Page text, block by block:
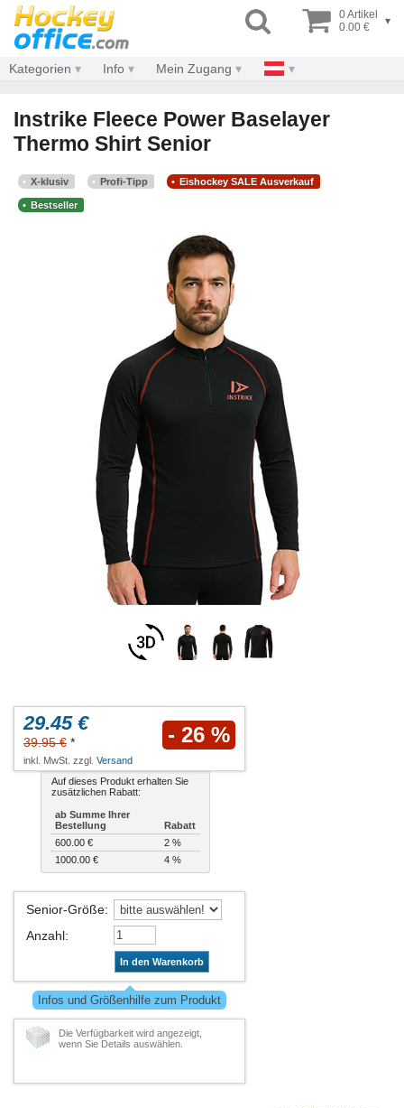
0 Artikel
0.00 €
▾
Kategorien Info Mein Zugang
Instrike Fleece Power Baselayer
Thermo Shirt Senior
X-klusiv Profi-Tipp Eishockey SALE Ausverkauf
Bestseller
29.45 €
39.95 € * - 26 %
inkl. MwSt. zzgl. Versand
Auf dieses Produkt erhalten Sie
zusätzlichen Rabatt:
ab Summe Ihrer
Bestellung
Rabatt
600.00 €
2 %
1000.00 €
4 %
Senior-Größe:
Anzahl:
In den Warenkorb
Infos und Größenhilfe zum Produkt
Die Verfügbarkeit wird angezeigt,
wenn Sie Details auswählen.